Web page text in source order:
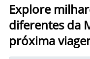
Explore
diferentes da
próxima